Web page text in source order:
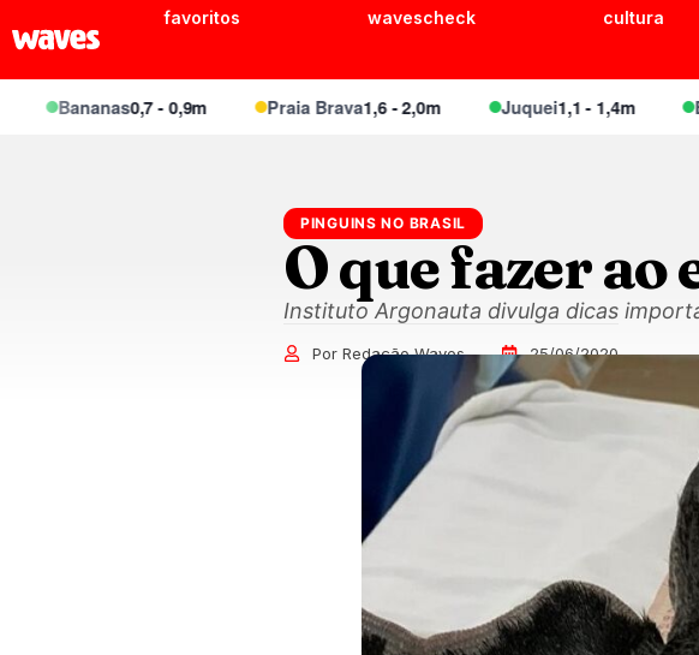
favoritos wavescheck cultura
Bananas0,7 - 0,9m Praia Brava1,6 - 2,0m Juquei1,1 - 1,4m Barra
PINGUINS NO BRASIL
O que fazer
Instituto Argonauta divulga dicas
Por Redação Waves 25/06/2020